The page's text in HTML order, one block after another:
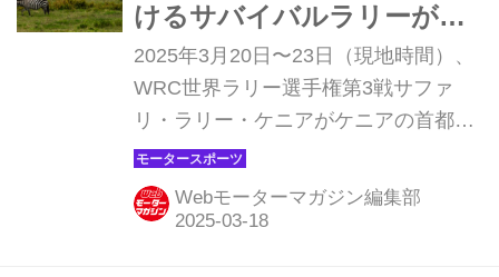
けるサバイバルラリーが始
まる【サファリ・ラリー・
ケニア プレビュー】
2025年3月20日〜23日（現地時間）、
WRC世界ラリー選手権第3戦サファ
リ・ラリー・ケニアがケニアの首都ナ
イロビ近郊で行われる。雪のスウェー
デンから灼熱のケニアへ、ラリーは前
戦とはまったく異なる条件下で開催さ
Webモーターマガジン編集部